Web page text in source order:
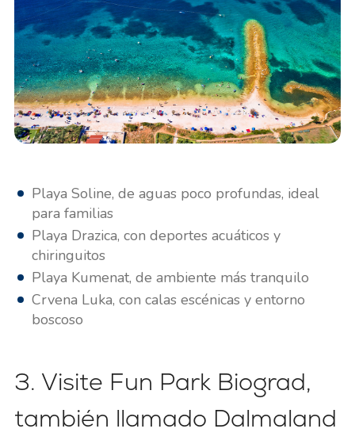
Playa Soline, de aguas poco profundas, ideal
para familias
Playa Drazica, con deportes acuáticos y
chiringuitos
Playa Kumenat, de ambiente más tranquilo
Crvena Luka, con calas escénicas y entorno
boscoso
3. Visite Fun Park Biograd,
también llamado Dalmaland